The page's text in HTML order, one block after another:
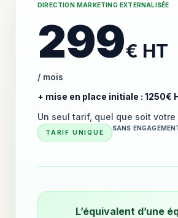
DIRECTION MARKETING EXTERNALISÉE
299€ HT
/ mois
+ mise en place initiale : 1250€
Un seul tarif, quel que soit votre
TARIF UNIQUE
SANS
L’équivalent d’une